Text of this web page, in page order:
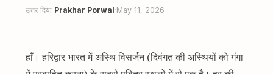
उत्तर दिया Prakhar Porwal·May 11, 2026
हाँ। हरिद्वार भारत में अस्थि विसर्जन (दिवंगत की अस्थियों को गंगा